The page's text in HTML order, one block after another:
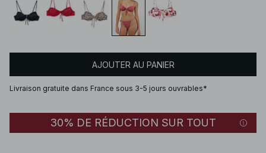
AJOUTER AU PANIER
Livraison gratuite dans France sous 3-5 jours ouvrables*
30% DE RÉDUCTION SUR TOUT